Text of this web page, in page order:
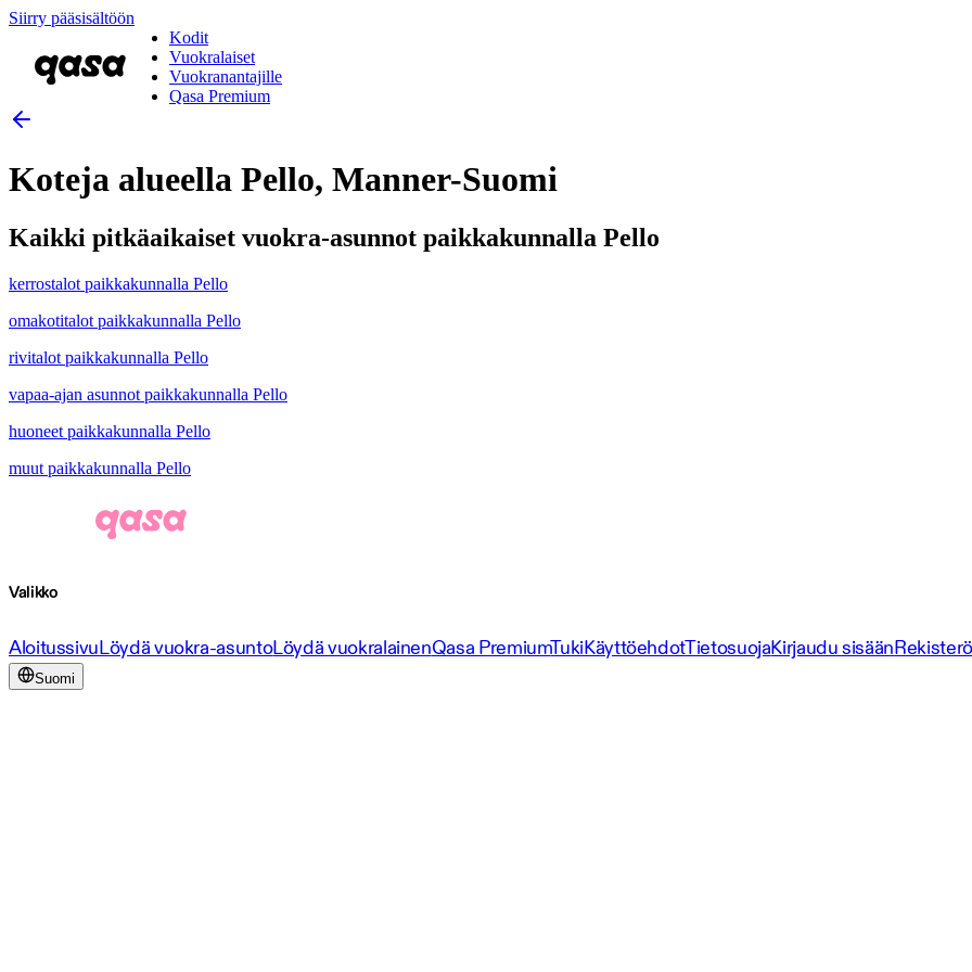
Siirry pääsisältöön
Kodit
Vuokralaiset
Vuokranantajille
Qasa Premium
Koteja alueella Pello, Manner-Suomi
Kaikki pitkäaikaiset vuokra-asunnot paikkakunnalla Pello
kerrostalot paikkakunnalla Pello
omakotitalot paikkakunnalla Pello
rivitalot paikkakunnalla Pello
vapaa-ajan asunnot paikkakunnalla Pello
huoneet paikkakunnalla Pello
muut paikkakunnalla Pello
Valikko
AloitussivuLöydä vuokra-asuntoLöydä vuokralainenQasa PremiumTukiKäyttöehdotTietosuojaKirjaudu sisään
Suomi